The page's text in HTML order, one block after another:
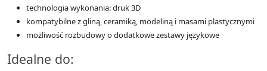
technologia wykonania: druk 3D
kompatybilne z gliną, ceramiką, modeliną i masami plastycznymi
możliwość rozbudowy o dodatkowe zestawy językowe
Idealne do: